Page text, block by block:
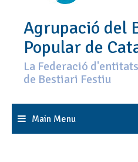
Agrupació del
Popular de
La Federació
de Bestiari Festiu
Main Menu